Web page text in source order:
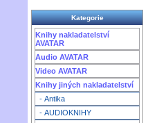
Kategorie
Knihy nakladatelství
AVATAR
Audio AVATAR
Video AVATAR
Knihy jiných nakladatelství
- Antika
- AUDIOKNIHY